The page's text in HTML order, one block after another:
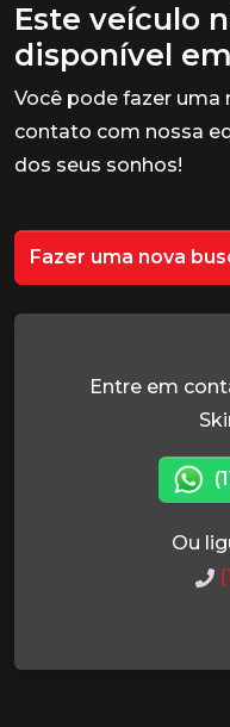
Este veículo
disponível
Você pode fazer uma
contato com nossa
dos seus sonhos!
Fazer uma nova
Entre em
Ou